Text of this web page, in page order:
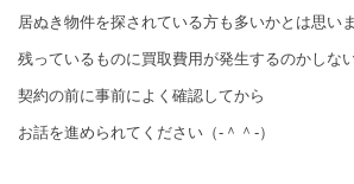
居ぬき物件を探されている方も多いかとは思い
残っているものに買取費用が発生するのかしな
契約の前に事前によく確認してから
お話を進められてください（‐＾＾‐）